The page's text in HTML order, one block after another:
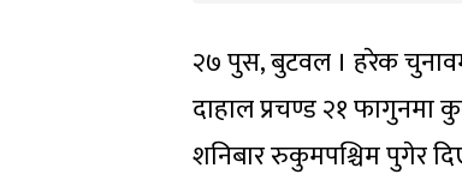
२७ पुस, बुटवल । हरेक
दाहाल प्रचण्ड २१ फागुनमा
शनिबार रुकुमपश्चिम पुगेर